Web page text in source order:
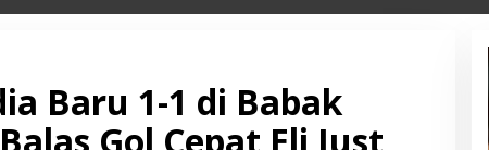
Baru 1-1 di Babak